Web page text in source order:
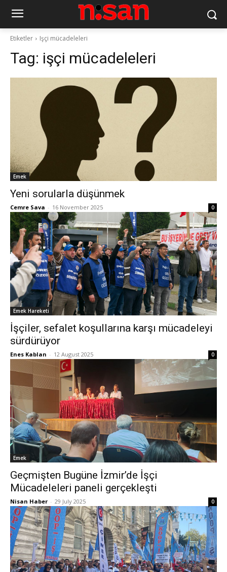
Etiketler Işçi mücadeleleri
Tag: işçi mücadeleleri
Emek
Yeni sorularla düşünmek
Cemre Sava - 16 November 2025 0
Emek Hareketi
İşçiler, sefalet koşullarına karşı mücadeleyi
sürdürüyor
Enes Kablan - 12 August 2025 0
Emek
Geçmişten Bugüne İzmir’de İşçi
Mücadeleleri paneli gerçekleşti
Nisan Haber - 29 July 2025 0